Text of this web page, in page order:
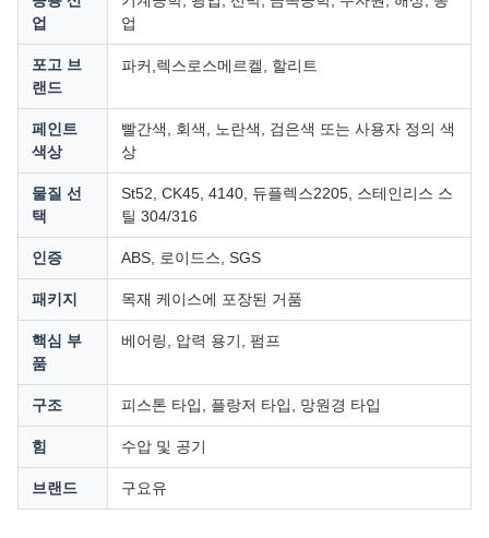
업
업
포고 브
랜드
파커, 렉스로스메르켈, 할리트
페인트
색상
빨간색, 회색, 노란색, 검은색 또는 사용자 정의 색
상
물질 선
택
St52, CK45, 4140, 듀플렉스2205, 스테인리스 스
틸 304/316
인증 ABS, 로이드스, SGS
패키지 목재 케이스에 포장된 거품
핵심 부
품
베어링, 압력 용기, 펌프
구조 피스톤 타입, 플랑저 타입, 망원경 타입
힘 수압 및 공기
브랜드 구요유